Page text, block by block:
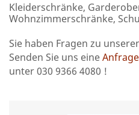
Kleiderschränke,
Wohnzimmerschränke,
Sie haben Fragen zu
Senden Sie uns eineAnfrage
unter 030 9366 4080 !